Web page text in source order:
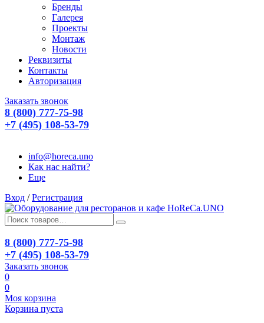
Бренды
Галерея
Проекты
Монтаж
Новости
Реквизиты
Контакты
Авторизация
Заказать звонок
8 (800) 777-75-98
+7 (495) 108-53-79
info@horeca.uno
Как нас найти?
Еще
Вход / Регистрация
8 (800) 777-75-98
+7 (495) 108-53-79
Заказать звонок
0
0
Моя корзина
Корзина пуста